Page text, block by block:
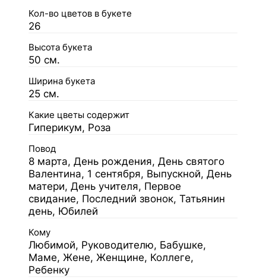
Кол-во цветов в букете
26
Высота букета
50 см.
Ширина букета
25 см.
Какие цветы содержит
Гиперикум, Роза
Повод
8 марта, День рождения, День святого
Валентина, 1 сентября, Выпускной, День
матери, День учителя, Первое
свидание, Последний звонок, Татьянин
день, Юбилей
Кому
Любимой, Руководителю, Бабушке,
Маме, Жене, Женщине, Коллеге,
Ребенку